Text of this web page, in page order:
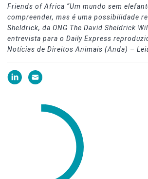
Friends of Africa “Um mundo sem
compreender, mas é uma possibilidade
Sheldrick, da ONG The David Sheldrick
entrevista para o Daily Express
Notícias de Direitos Animais (Anda) –